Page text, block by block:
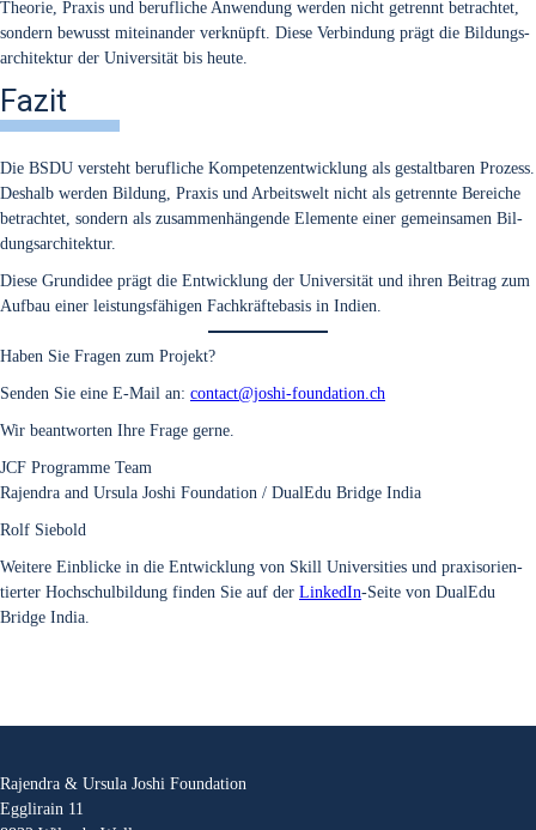
Theo­rie, Pra­xis und beruf­li­che Anwen­dung wer­den nicht getrennt betrach­tet,
son­dern bewusst mit­ein­an­der ver­knüpft. Die­se Ver­bin­dung prägt die Bil­dungs­
ar­chi­tek­tur der Uni­ver­si­tät bis heu­te.
Fazit
Die BSDU ver­steht beruf­li­che Kom­pe­tenz­ent­wick­lung als gestalt­ba­ren Pro­zess.
Des­halb wer­den Bil­dung, Pra­xis und Arbeits­welt nicht als getrenn­te Berei­che
betrach­tet, son­dern als zusam­men­hän­gen­de Ele­men­te einer gemein­sa­men Bil­
dungs­ar­chi­tek­tur.
Die­se Grund­idee prägt die Ent­wick­lung der Uni­ver­si­tät und ihren Bei­trag zum
Auf­bau einer leis­tungs­fä­hi­gen Fach­kräf­te­ba­sis in Indi­en.
Haben Sie Fra­gen zum Pro­jekt?
Sen­den Sie eine E‑Mail an: contact@joshi-foundation.ch
Wir beant­wor­ten Ihre Fra­ge ger­ne.
JCF Pro­gram­me Team
Rajen­dra and Ursu­la Joshi Foun­da­ti­on / Dua­lEdu Bridge India
Rolf Sie­bold
Wei­te­re Ein­bli­cke in die Ent­wick­lung von Skill Uni­ver­si­ties und pra­xis­ori­en­
tier­ter Hoch­schul­bil­dung fin­den Sie auf der Lin­ke­dIn-Sei­te von Dua­lEdu
Bridge India.
Rajendra & Ursula Joshi Foundation
Egglirain 11